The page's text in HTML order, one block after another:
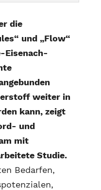
die
und „Flow“
Eisenach-
weiter in
kann, zeigt
und
mit
Studie.
Bedarfen,